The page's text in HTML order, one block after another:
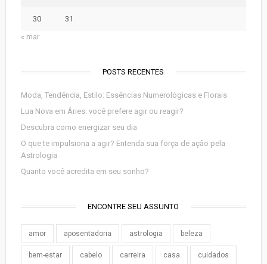
30
31
« mar
POSTS RECENTES
Moda, Tendência, Estilo: Essências Numerológicas e Florais
Lua Nova em Áries: você prefere agir ou reagir?
Descubra como energizar seu dia
O que te impulsiona a agir? Entenda sua força de ação pela
Astrologia
Quanto você acredita em seu sonho?
ENCONTRE SEU ASSUNTO
amor aposentadoria astrologia beleza
bem-estar cabelo carreira casa cuidados